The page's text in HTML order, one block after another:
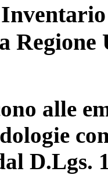
alle
D.Lgs.